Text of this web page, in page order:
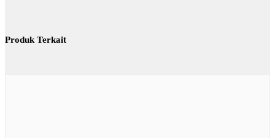
Produk Terkait